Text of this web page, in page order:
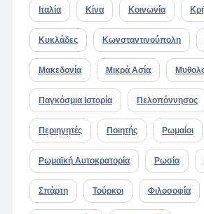
Ιταλία Κίνα Κοινωνία
Κυκλάδες Κωνσταντινούπολη
Μακεδονία Μικρά Ασία
Παγκόσμια Ιστορία Πελοπόννησος
Περιηγητές Ποιητής Ρωμαίοι
Ρωμαϊκή Αυτοκρατορία Ρωσία
Σπάρτη Τούρκοι Φιλοσοφία